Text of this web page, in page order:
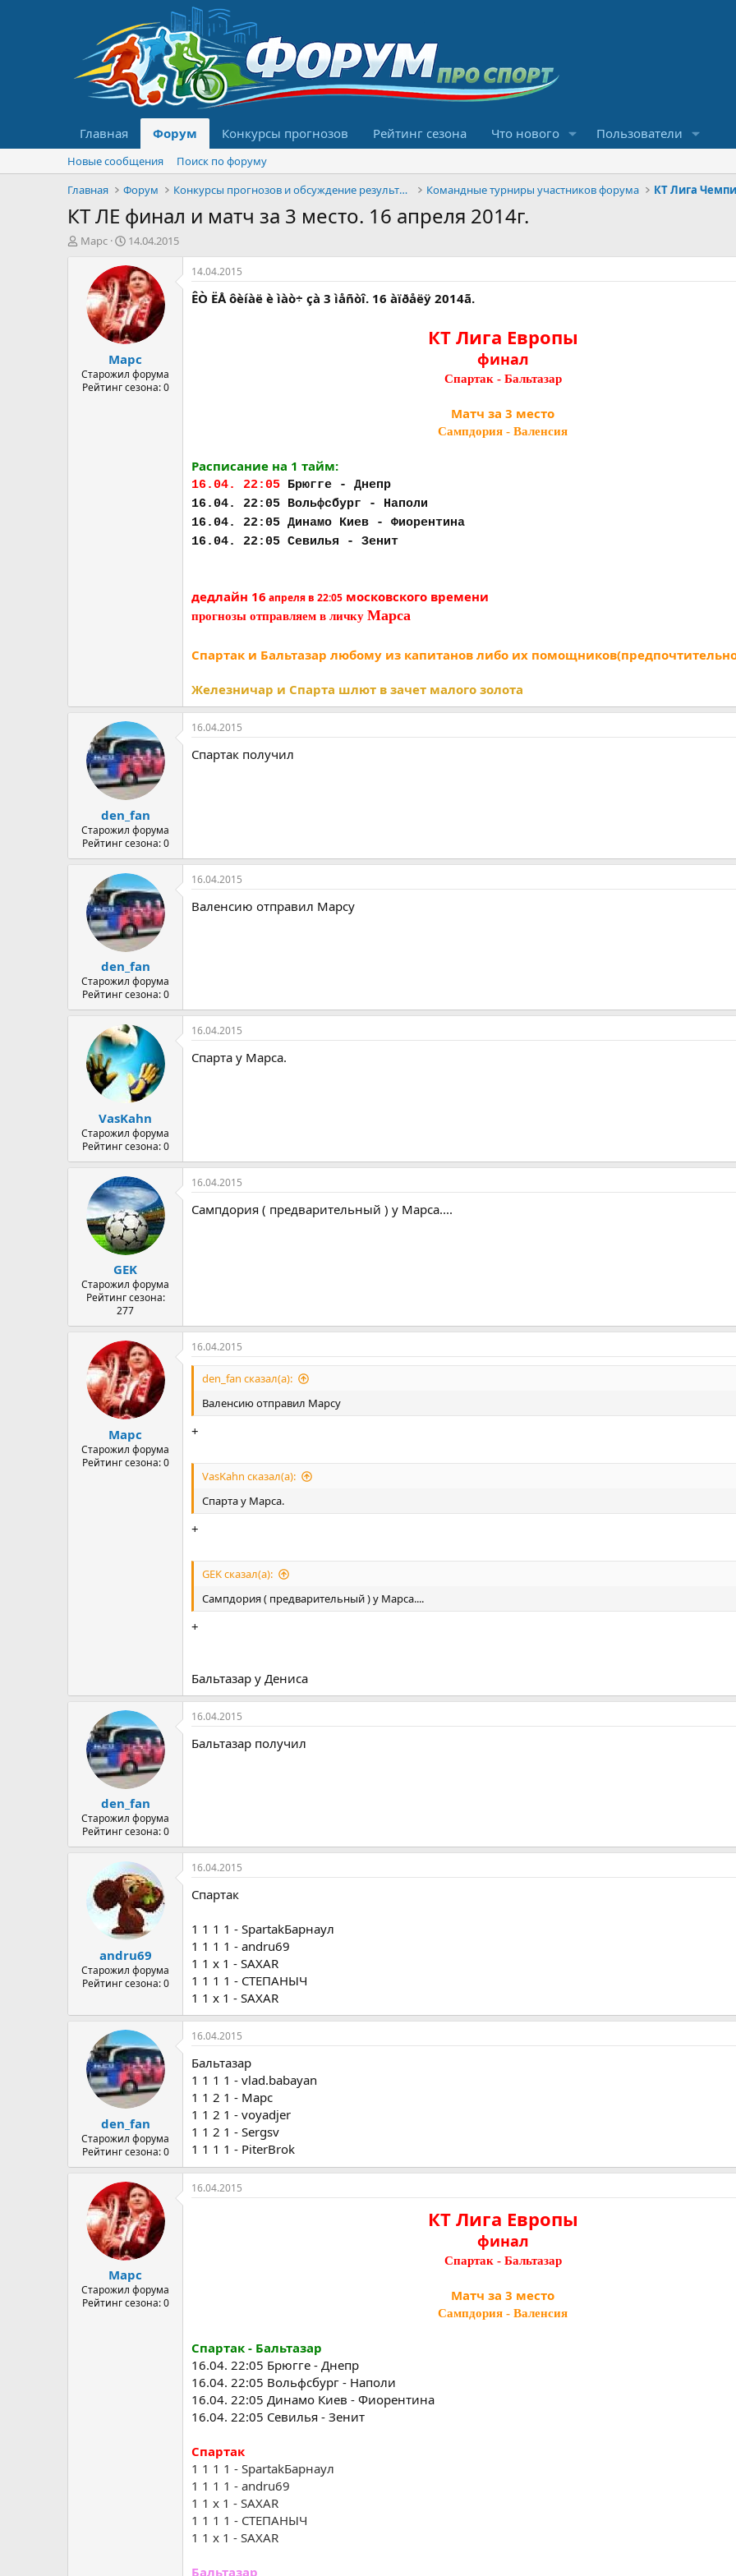
Главная Форум Конкурсы прогнозов Рейтинг сезона Что нового Пользователи
Новые сообщения
Поиск по форуму
Главная
Форум Конкурсы прогнозов и обсуждение результатов Командные турниры участников форума КТ Лига
КТ ЛЕ финал и матч за 3 место. 16 апреля 2014г.
А
Марс
Д
т
а
н
а
ч
а
л
а
14.04.2015
Марс
Старожил форума
Рейтинг сезона: 0
14.04.2015
ÊÒ ËÅ ôèíàë è ìàò÷ çà 3 ìåñòî. 16 àïðåëÿ 2014ã.
КТ Лига Европы
финал
Спартак - Бальтазар
Матч за 3 место
Сампдория - Валенсия
Расписание на 1 тайм:
16.04. 22:05 Брюгге - Днепр
16.04. 22:05 Вольфсбург - Наполи
16.04. 22:05 Динамо Киев - Фиорентина
16.04. 22:05 Севилья - Зенит
дедлайн 16 апреля в 22:05 московского времени
прогнозы отправляем в личку Марса
Спартак и Бальтазар любому из капитанов либо их
Железничар и Спарта шлют в зачет малого золота
den_fan
Старожил форума
Рейтинг сезона: 0
16.04.2015
Спартак получил
den_fan
Старожил форума
Рейтинг сезона: 0
16.04.2015
Валенсию отправил Марсу
VasKahn
Старожил форума
Рейтинг сезона: 0
16.04.2015
Спарта у Марса.
GEK
Старожил форума
Рейтинг сезона:
277
16.04.2015
Сампдория ( предварительный ) у Марса....
Марс
Старожил форума
Рейтинг сезона: 0
16.04.2015
den_fan сказал(а):
Валенсию отправил Марсу
+
VasKahn сказал(а):
Спарта у Марса.
+
GEK сказал(а):
Сампдория ( предварительный ) у Марса....
+
Бальтазар у Дениса
den_fan
Старожил форума
Рейтинг сезона: 0
16.04.2015
Бальтазар получил
andru69
Старожил форума
Рейтинг сезона: 0
16.04.2015
Спартак
1 1 1 1 - SpartakБарнаул
1 1 1 1 - andru69
1 1 x 1 - SAXAR
1 1 1 1 - СТЕПАНЫЧ
1 1 x 1 - SAXAR
den_fan
Старожил форума
Рейтинг сезона: 0
16.04.2015
Бальтазар
1 1 1 1 - vlad.babayan
1 1 2 1 - Марс
1 1 2 1 - voyadjer
1 1 2 1 - Sergsv
1 1 1 1 - PiterBrok
Марс
Старожил форума
Рейтинг сезона: 0
16.04.2015
КТ Лига Европы
финал
Спартак - Бальтазар
Матч за 3 место
Сампдория - Валенсия
Спартак - Бальтазар
16.04. 22:05 Брюгге - Днепр
16.04. 22:05 Вольфсбург - Наполи
16.04. 22:05 Динамо Киев - Фиорентина
16.04. 22:05 Севилья - Зенит
Спартак
1 1 1 1 - SpartakБарнаул
1 1 1 1 - andru69
1 1 x 1 - SAXAR
1 1 1 1 - СТЕПАНЫЧ
1 1 x 1 - SAXAR
Бальтазар